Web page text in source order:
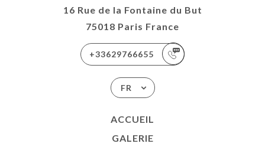
16 Rue de la Fontaine du But
75018 Paris France
+33629766655
FR
ACCUEIL
GALERIE